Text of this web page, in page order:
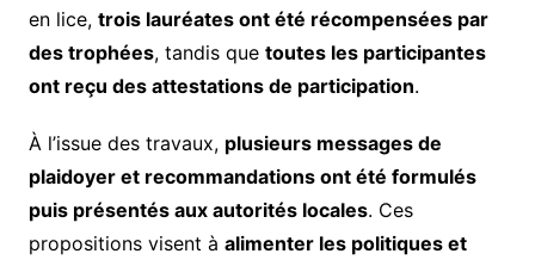
en lice, trois lauréates ont été récompensées par
des trophées, tandis que toutes les participantes
ont reçu des attestations de participation.
À l’issue des travaux, plusieurs messages de
plaidoyer et recommandations ont été formulés
puis présentés aux autorités locales. Ces
propositions visent à alimenter les politiques et